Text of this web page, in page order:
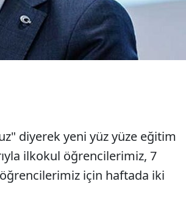
diyerek yeni yüz yüze eğitim
ilkokul öğrencilerimiz, 7
için haftada iki